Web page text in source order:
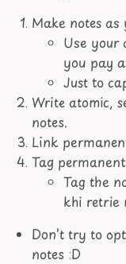
Make notes as
Use your
you pay
Just to
Write atomic,
notes.
Link
Tag
Tag the
khi retrie
Don’t try to
notes :D